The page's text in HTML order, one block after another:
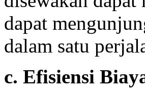
dapat
dalam satu
c. Efisiensi